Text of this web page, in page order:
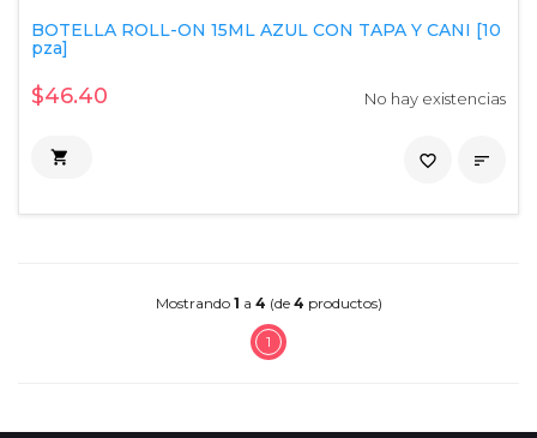
BOTELLA ROLL-ON 15ML AZUL CON TAPA Y CANI [10
pza]
$46.40 No hay existencias
 
favorite_border
Mostrando 1 a 4 (de 4 productos)
1